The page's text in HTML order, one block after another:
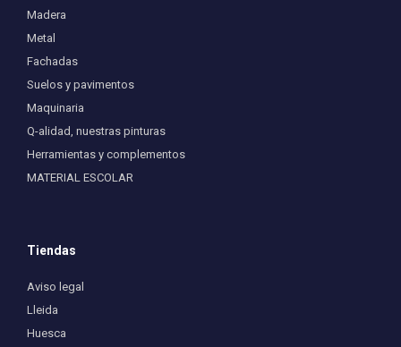
Madera
Metal
Fachadas
Suelos y pavimentos
Maquinaria
Q-alidad, nuestras pinturas
Herramientas y complementos
MATERIAL ESCOLAR
Tiendas
Aviso legal
Lleida
Huesca